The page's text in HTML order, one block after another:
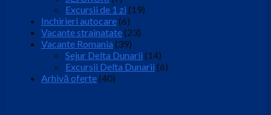
Excursii de 1 zi (19)
Inchirieri autocare(6)
Vacante strainatate(23)
Vacante Romania (39)
Sejur Delta Dunarii (14)
Excursii Delta Dunarii (6)
Arhivă oferte(40)